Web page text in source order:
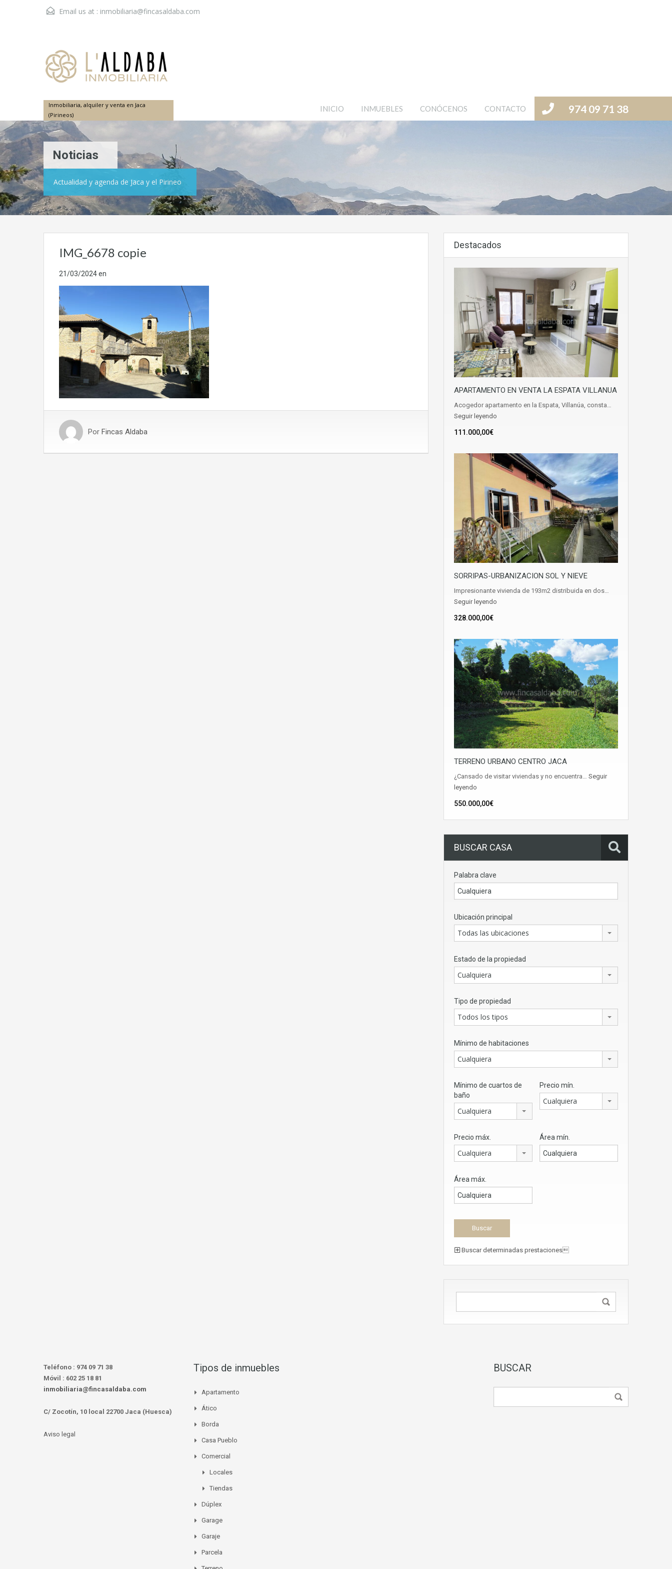
Email us at : inmobiliaria@fincasaldaba.com
Inmobiliaria, alquiler y venta en Jaca
(Pirineos)
974 09 71 38
INICIO INMUEBLES CONÓCENOS CONTACTO
Noticias
Actualidad y agenda de Jaca y el Pirineo
IMG_6678 copie
21/03/2024en
Por Fincas Aldaba
Destacados
APARTAMENTO EN VENTA LA ESPATA VILLANUA
Acogedor apartamento en la Espata, Villanúa, consta…
Seguir leyendo
111.000,00€
SORRIPAS-URBANIZACION SOL Y NIEVE
Impresionante vivienda de 193m2 distribuida en dos…
Seguir leyendo
328.000,00€
TERRENO URBANO CENTRO JACA
¿Cansado de visitar viviendas y no encuentra… Seguir
leyendo
550.000,00€
BUSCAR CASA
Palabra clave
Ubicación principal
Todas las ubicaciones
Estado de la propiedad
Cualquiera
Tipo de propiedad
Todos los tipos
Mínimo de habitaciones
Cualquiera
Mínimo de cuartos de
baño
Cualquiera
Precio mín.
Cualquiera
Precio máx.
Cualquiera
Área mín.
Área máx.
Buscar determinadas prestaciones
Teléfono : 974 09 71 38
Móvil : 602 25 18 81
inmobiliaria@fincasaldaba.com
C/ Zocotín, 10 local 22700 Jaca (Huesca)
Aviso legal
Tipos de inmuebles
Apartamento
Ático
Borda
Casa Pueblo
Comercial
Locales
Tiendas
Dúplex
Garage
Garaje
Parcela
BUSCAR